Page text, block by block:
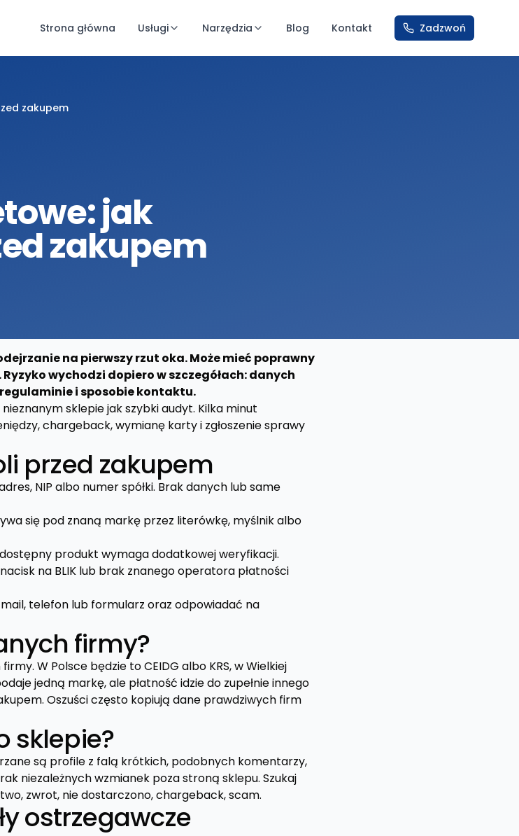
Strona główna Usługi Narzędzia Blog Kontakt Zadzwoń
zakupem
jak
zakupem
na pierwszy rzut oka. Może mieć poprawny
wychodzi dopiero w szczegółach: danych
i sposobie kontaktu.
sklepie jak szybki audyt. Kilka minut
chargeback, wymianę karty i zgłoszenie sprawy
przed zakupem
NIP albo numer spółki. Brak danych lub same
się pod znaną markę przez literówkę, myślnik albo
produkt wymaga dodatkowej weryfikacji.
na BLIK lub brak znanego operatora płatności
telefon lub formularz oraz odpowiadać na
firmy?
W Polsce będzie to CEIDG albo KRS, w Wielkiej
jedną markę, ale płatność idzie do zupełnie innego
Oszuści często kopiują dane prawdziwych firm
sklepie?
są profile z falą krótkich, podobnych komentarzy,
niezależnych wzmianek poza stroną sklepu. Szukaj
zwrot, nie dostarczono, chargeback, scam.
ostrzegawcze